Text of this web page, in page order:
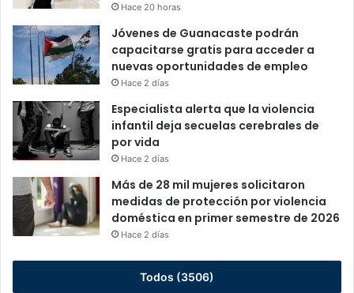
Hace 20 horas
Jóvenes de Guanacaste podrán
capacitarse gratis para acceder a
nuevas oportunidades de empleo
Hace 2 días
Especialista alerta que la violencia
infantil deja secuelas cerebrales de
por vida
Hace 2 días
Más de 28 mil mujeres solicitaron
medidas de protección por violencia
doméstica en primer semestre de 2026
Hace 2 días
Todos (3506)